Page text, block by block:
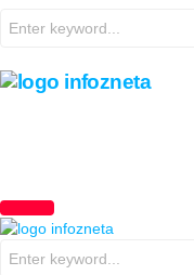
for:
PRIMARY
MENU
for: